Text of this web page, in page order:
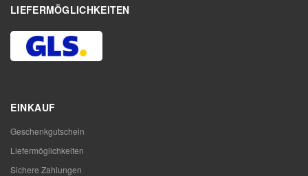
LIEFERMÖGLICHKEITEN
EINKAUF
Geschenkgutschein
Liefermöglichkeiten
Sichere Zahlungen